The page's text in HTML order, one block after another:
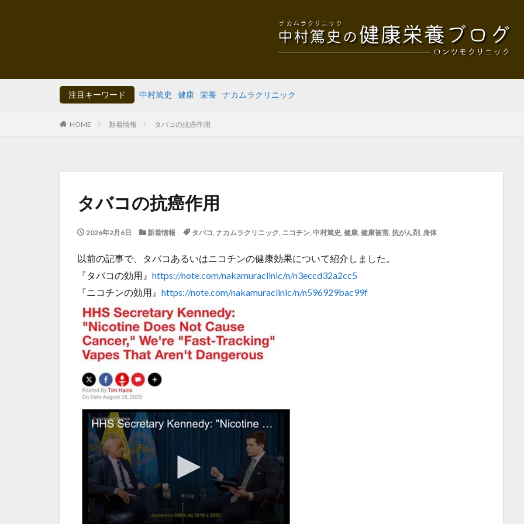
注目キーワード 中村篤史 健康 栄養 ナカムラクリニック
HOME 新着情報 タバコの抗癌作用
タバコの抗癌作用
2026年2月6日 新着情報 タバコ, ナカムラクリニック, ニコチン, 中村篤史, 健康, 健康被害, 抗がん剤, 身体
以前の記事で、タバコあるいはニコチンの健康効果について紹介しました。
『タバコの効用』 https://note.com/nakamuraclinic/n/n3eccd32a2cc5
『ニコチンの効用』 https://note.com/nakamuraclinic/n/n596929bac99f